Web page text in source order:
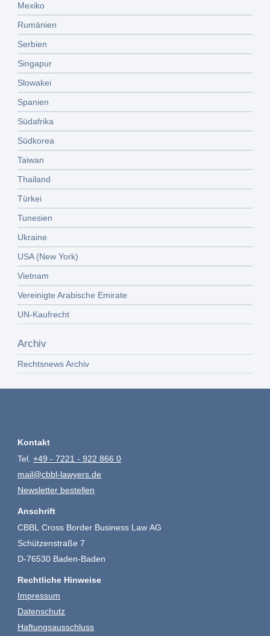
Mexiko
Rumänien
Serbien
Singapur
Slowakei
Spanien
Südafrika
Südkorea
Taiwan
Thailand
Türkei
Tunesien
Ukraine
USA (New York)
Vietnam
Vereinigte Arabische Emirate
UN-Kaufrecht
Archiv
Rechtsnews Archiv
Kontakt
Tel.+49 - 7221 - 922 866 0
mail@cbbl-lawyers.de
Newsletter bestellen
Anschrift
CBBL Cross Border Business Law AG
Schützenstraße 7
D-76530 Baden-Baden
Rechtliche Hinweise
Impressum
Datenschutz
Haftungsausschluss